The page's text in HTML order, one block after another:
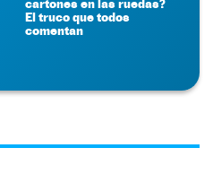
El truco que todos
comentan